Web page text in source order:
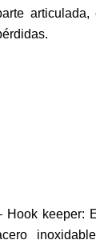
Hook keeper: